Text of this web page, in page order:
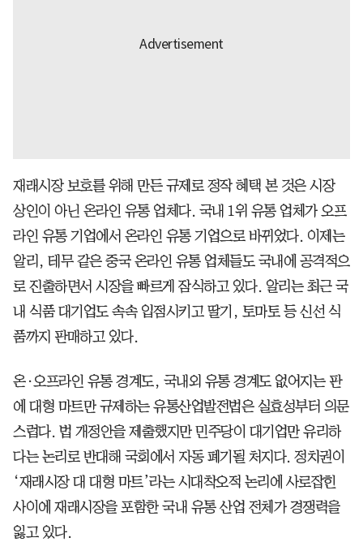
재래시장 보호를 위해 만든 규제로 정작 혜택 본 것은 시장
상인이 아닌 온라인 유통 업체다. 국내 1위 유통 업체가 오프
라인 유통 기업에서 온라인 유통 기업으로 바뀌었다. 이제는
알리, 테무 같은 중국 온라인 유통 업체들도 국내에 공격적으
로 진출하면서 시장을 빠르게 잠식하고 있다. 알리는 최근 국
내 식품 대기업도 속속 입점시키고 딸기, 토마토 등 신선 식
품까지 판매하고 있다.
온·오프라인 유통 경계도, 국내외 유통 경계도 없어지는 판
에 대형 마트만 규제하는 유통산업발전법은 실효성부터 의문
스럽다. 법 개정안을 제출했지만 민주당이 대기업만 유리하
다는 논리로 반대해 국회에서 자동 폐기될 처지다. 정치권이
‘재래시장 대 대형 마트’라는 시대착오적 논리에 사로잡힌
사이에 재래시장을 포함한 국내 유통 산업 전체가 경쟁력을
잃고 있다.